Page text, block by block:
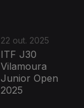
22 out. 2025
ITF J30
Vilamoura
Junior Open
2025